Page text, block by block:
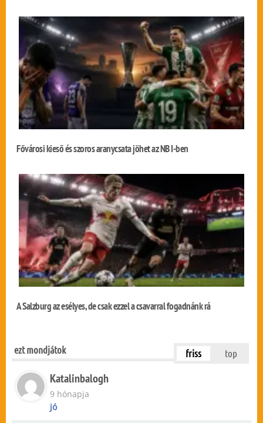
Fővárosi kieső és szoros aranycsata jöhet az NB I-ben
A Salzburg az esélyes, de csak ezzel a csavarral fogadnánk rá
ezt mondjátok friss top
Katalinbalogh
9 hónapja
jó